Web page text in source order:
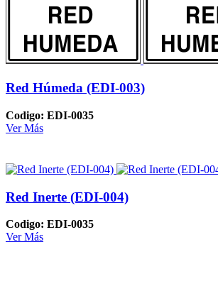
Red Húmeda (EDI-003)
Codigo: EDI-0035
Ver Más
Red Inerte (EDI-004)
Codigo: EDI-0035
Ver Más